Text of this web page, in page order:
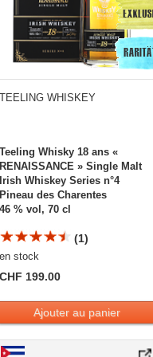
TEELING WHISKEY
Teeling Whisky 18 ans «
RENAISSANCE » Single Malt
Irish Whiskey Series n°4
Pineau des Charentes
46 % vol, 70 cl
(1)
en stock
CHF 199.00
Ajouter au panier
de Cuba Siglo y 1/2